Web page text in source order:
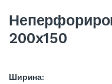
200x150
Ширина: